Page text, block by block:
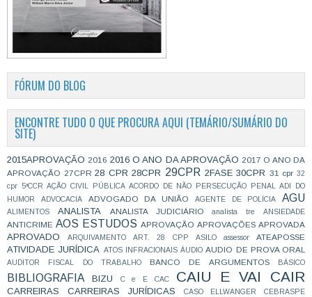
FÓRUM DO BLOG
ENCONTRE TUDO O QUE PROCURA AQUI (TEMÁRIO/SUMÁRIO DO
SITE)
2015APROVAÇÃO 2016 2016 O ANO DA APROVAÇÃO 2017 O ANO DA
APROVAÇÃO 27CPR 28 CPR 28CPR 29CPR 2FASE 30CPR 31 cpr 32
cpr
5ªCCR AÇÃO CIVIL PÚBLICA ACORDO DE NÃO PERSECUÇÃO PENAL
ADI DO
HUMOR
ADVOCACIA ADVOGADO DA UNIÃO AGENTE DE POLÍCIA AGU
ALIMENTOS ANALISTA ANALISTA JUDICIÁRIO analista tre ANSIEDADE
ANTICRIME AOS ESTUDOS APROVAÇÃO APROVAÇÕES APROVADA
APROVADO ARQUIVAMENTO ART. 28 CPP ASILO assessor ATEAPOSSE
ATIVIDADE JURÍDICA ATOS INFRACIONAIS ÁUDIO AUDIO DE PROVA ORAL
AUDITOR FISCAL DO TRABALHO BANCO DE ARGUMENTOS BÁSICO
BIBLIOGRAFIA BIZU C e E CAC CAIU E VAI CAIR
CARREIRAS CARREIRAS JURÍDICAS CASO ELLWANGER CEBRASPE